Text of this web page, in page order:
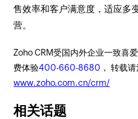
售效率和客户满意度，适应多
营。
Zoho CRM受国内外企业一致喜
费体验400-660-8680 ， 转载
www.zoho.com.cn/crm/
相关话题